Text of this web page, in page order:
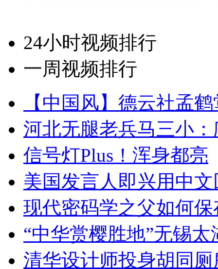
24小时视频排行
一周视频排行
【中国风】德云社孟
河北无腿老兵马三小
信号灯Plus！浑身都亮
美国发言人即兴用中
现代密码学之父如何
“中华赏樱胜地”无锡
清华设计师投身胡同